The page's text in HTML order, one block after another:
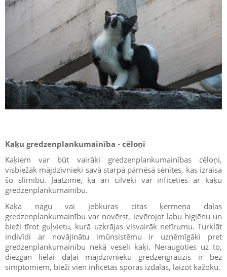
Kaķu gredzenplankumainība - cēloņi
Kaķiem var būt vairāki gredzenplankumainības cēloņi,
visbiežāk mājdzīvnieki savā starpā pārnēsā sēnītes, kas izraisa
šo slimību. Jāatzīmē, ka arī cilvēki var inficēties ar kaķu
gredzenplankumainību.
Kaķa nagu vai jebkuras citas ķermeņa daļas
gredzenplankumainību var novērst, ievērojot labu higiēnu un
bieži tīrot guļvietu, kurā uzkrājas visvairāk netīrumu. Turklāt
indivīdi ar novājinātu imūnsistēmu ir uzņēmīgāki pret
gredzenplankumainību nekā veseli kaķi. Neraugoties uz to,
diezgan lielai daļai mājdzīvnieku gredzengrauzis ir bez
simptomiem, bieži vien inficētās sporas izdalās, laizot kažoku.